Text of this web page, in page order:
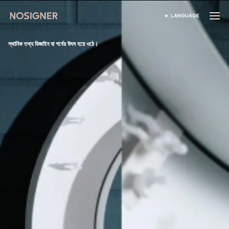
হোম ভাষা নির্বাচন করুন
LANGUAGE
স্থানিক তথ্য ডিজাইন যা গর্বের উৎস হয়ে ওঠে।